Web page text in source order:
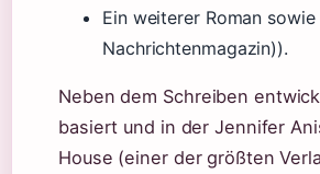
Ein weiterer Roman
Nachrichtenmagazin)).
Neben dem Schreiben
basiert und in der Jennifer
House (einer der größten